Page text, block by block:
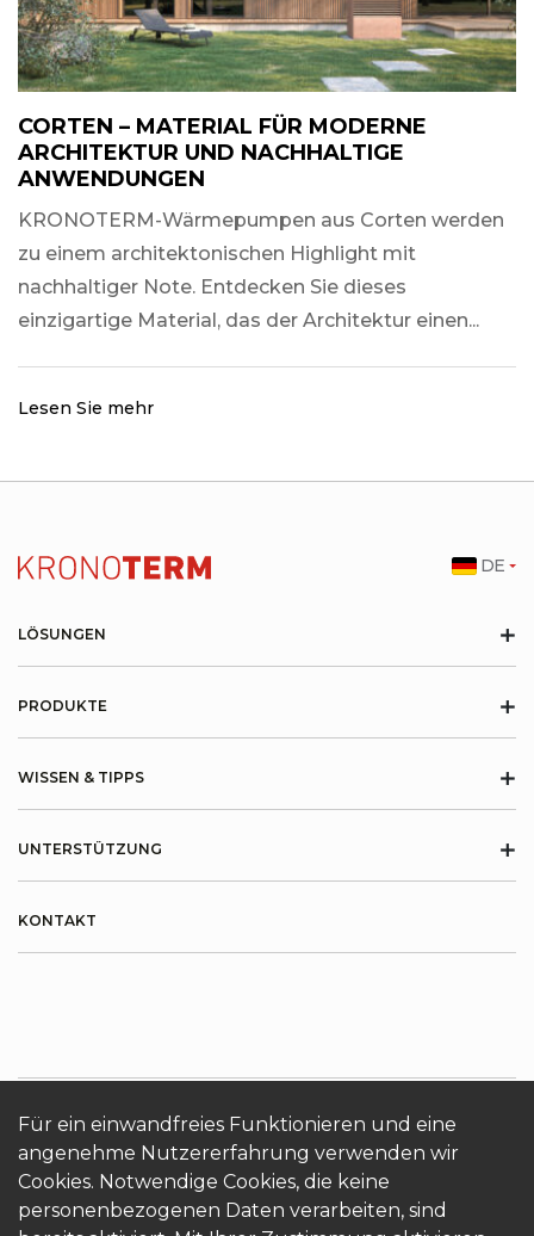
CORTEN – MATERIAL FÜR MODERNE
ARCHITEKTUR UND NACHHALTIGE
ANWENDUNGEN
KRONOTERM-Wärmepumpen aus Corten werden
zu einem architektonischen Highlight mit
nachhaltiger Note. Entdecken Sie dieses
einzigartige Material, das der Architektur einen...
Lesen Sie mehr
Für ein einwandfreies Funktionieren und eine
angenehme Nutzererfahrung verwenden wir
Cookies. Notwendige Cookies, die keine
personenbezogenen Daten verarbeiten, sind
LÖSUNGEN +
PRODUKTE +
WISSEN & TIPPS +
UNTERSTÜTZUNG +
KONTAKT
ÜBER KRONOTERM Cookies Login
DE